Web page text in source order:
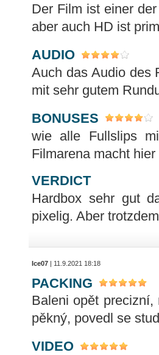
Der Film ist einer
aber auch HD ist
AUDIO
Auch das Audio des
mit sehr gutem
BONUSES
wie alle Fullslips
Filmarena macht
VERDICT
Hardbox sehr gut
pixelig. Aber
Ice07 | 11.9.2021 18:18
PACKING
Baleni opět
pěkný, povedl se
VIDEO